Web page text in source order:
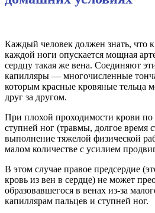
Каждый человек должен знать, что
каждой ноги опускается мощная
сердцу такая же вена. Соединяют
капилляры — многочисленные
которым красные кровяные тельца
друг за другом.
При плохой проходимости крови по
ступней ног (травмы, долгое время
выполнение тяжелой физической
малом количестве с усилием
В этом случае правое предсердие
кровь из вен в сердце) не может
образовавшегося в венах из-за
капиллярам пальцев и ступней ног.